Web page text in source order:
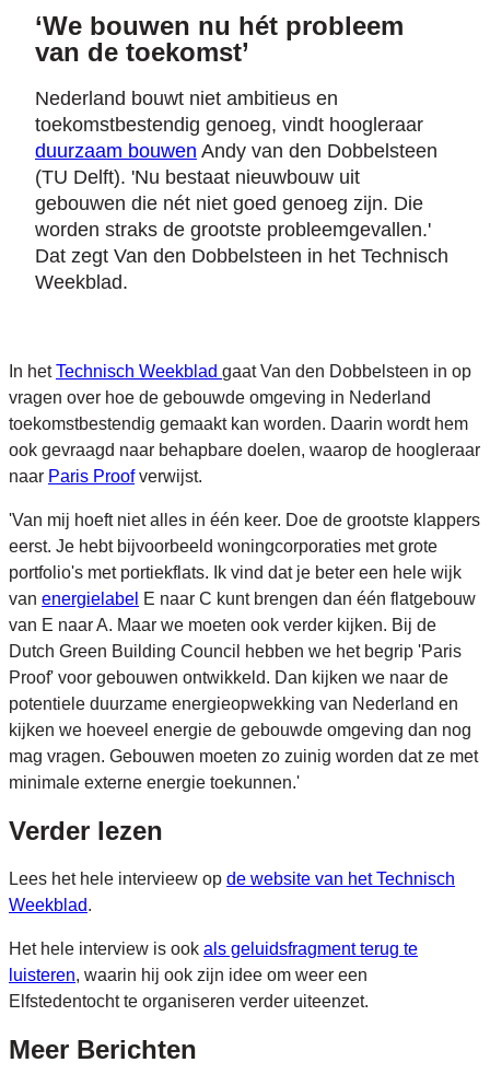
‘We bouwen nu hét probleem
van de toekomst’
Nederland bouwt niet ambitieus en
toekomstbestendig genoeg, vindt hoogleraar
duurzaam bouwen Andy van den Dobbelsteen
(TU Delft). 'Nu bestaat nieuwbouw uit
gebouwen die nét niet goed genoeg zijn. Die
worden straks de grootste probleemgevallen.'
Dat zegt Van den Dobbelsteen in het Technisch
Weekblad.
In hetTechnisch Weekblad gaat Van den Dobbelsteen in op
vragen over hoe de gebouwde omgeving in Nederland
toekomstbestendig gemaakt kan worden. Daarin wordt hem
ook gevraagd naar behapbare doelen, waarop de hoogleraar
naar Paris Proofverwijst.
'Van mij hoeft niet alles in één keer. Doe de grootste klappers
eerst. Je hebt bijvoorbeeld woningcorporaties met grote
portfolio's met portiekflats. Ik vind dat je beter een hele wijk
van energielabel E naar C kunt brengen dan één flatgebouw
van E naar A. Maar we moeten ook verder kijken. Bij de
Dutch Green Building Council hebben we het begrip 'Paris
Proof' voor gebouwen ontwikkeld. Dan kijken we naar de
potentiele duurzame energieopwekking van Nederland en
kijken we hoeveel energie de gebouwde omgeving dan nog
mag vragen. Gebouwen moeten zo zuinig worden dat ze met
minimale externe energie toekunnen.'
Verder lezen
Lees het hele intervieew op de website van het Technisch
Weekblad.
Het hele interview is ook als geluidsfragment terug te
luisteren, waarin hij ook zijn idee om weer een
Elfstedentocht te organiseren verder uiteenzet.
Meer Berichten